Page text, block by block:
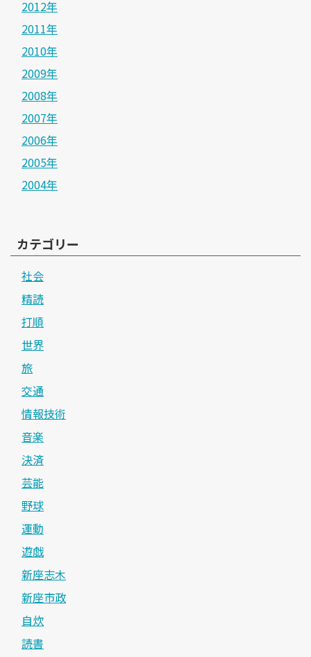
2012年
2011年
2010年
2009年
2008年
2007年
2006年
2005年
2004年
カテゴリー
社会
精読
打順
世界
旅
交通
情報技術
音楽
決済
芸能
野球
運動
遊戯
新座志木
新座市政
自炊
読書